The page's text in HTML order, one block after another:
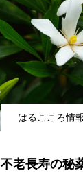
はるこころ情
不老長寿の秘